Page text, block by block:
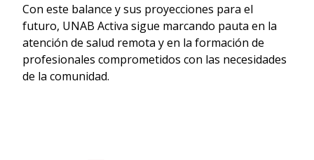
Con este balance y sus proyecciones para el
futuro, UNAB Activa sigue marcando pauta en la
atención de salud remota y en la formación de
profesionales comprometidos con las necesidades
de la comunidad.